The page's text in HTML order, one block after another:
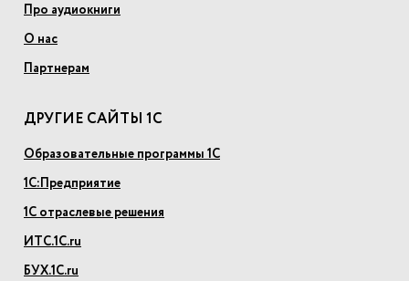
Про аудиокниги
О нас
Партнерам
ДРУГИЕ САЙТЫ 1С
Образовательные программы 1С
1С:Предприятие
1С отраслевые решения
ИТС.1С.ru
БУХ.1С.ru